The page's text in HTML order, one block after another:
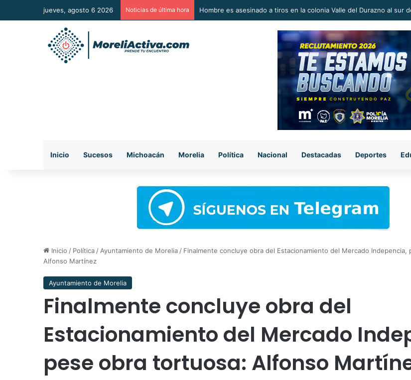
jueves, agosto 6 2026 Noticias de última hora A Sumar en la Reconstrucción del Tejido Social, Invita Rectora a
Inicio Sucesos Michoacán Morelia Política Nacional Destacadas Deportes
Inicio / Política / Ayuntamiento de Morelia / Finalmente concluye obra del Estacionamiento del Mercado Indepencia,
Alfonso Martínez
Ayuntamiento de Morelia
Finalmente concluye obra del
Estacionamiento del Mercado
pese obra tortuosa: Alfonso